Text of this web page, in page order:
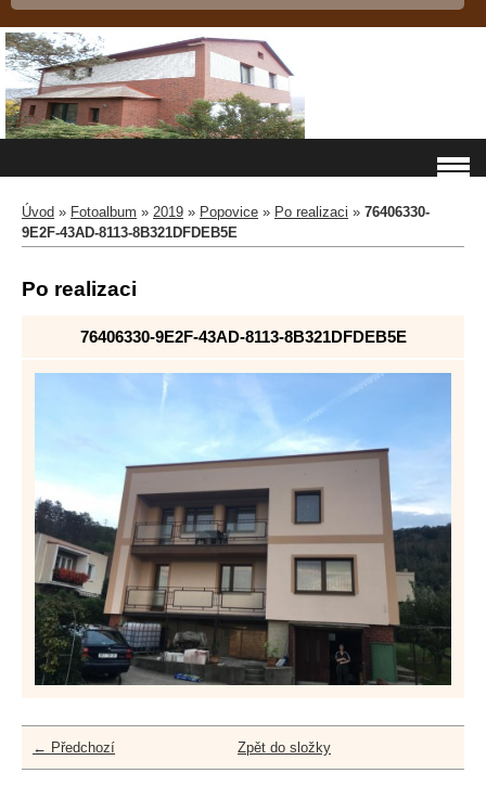
Úvod » Fotoalbum » 2019 » Popovice » Po realizaci » 76406330-
9E2F-43AD-8113-8B321DFDEB5E
Po realizaci
76406330-9E2F-43AD-8113-8B321DFDEB5E
← Předchozí Zpět do složky